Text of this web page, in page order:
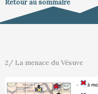
Retour au sommaire
2/ La menace du Vésuve